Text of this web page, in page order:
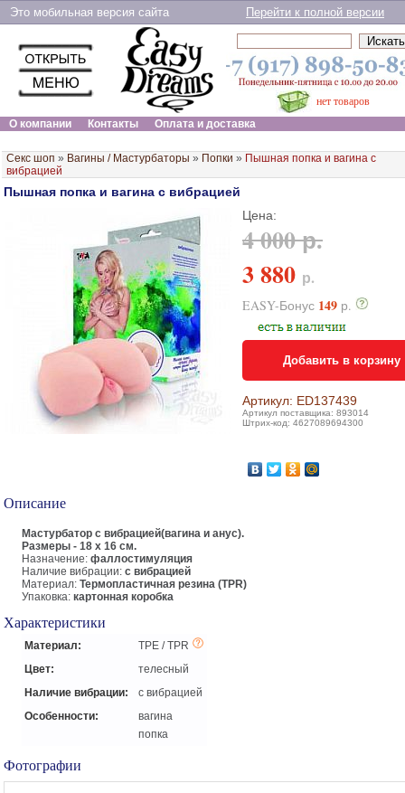
Это мобильная версия сайта Перейти к полной версии
нет товаров
О компании
Контакты Оплата и доставка
Секс шоп » Вагины / Мастурбаторы » Попки » Пышная попка и вагина с
вибрацией
Пышная попка и вагина с вибрацией
Цена:
4 000 р.
3 880 р.
EASY-Бонус 149 р.
Добавить в корзину
Артикул: ED137439
Артикул поставщика: 893014
Штрих-код: 4627089694300
Описание
Мастурбатор с вибрацией(вагина и анус).
Размеры - 18 х 16 см.
Назначение: фаллостимуляция
Наличие вибрации: с вибрацией
Материал: Термопластичная резина (TPR)
Упаковка: картонная коробка
Характеристики
Материал:
TPE / TPR
Цвет:
телесный
Наличие вибрации:
с вибрацией
Особенности:
вагина
попка
Фотографии